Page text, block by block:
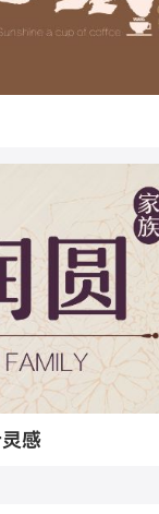
感